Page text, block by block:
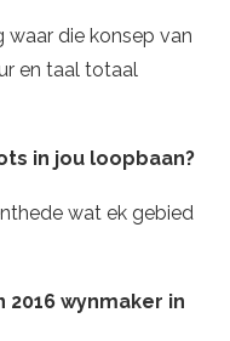
waar die konsep van
en taal totaal
in jou loopbaan?
wat ek gebied
2016 wynmaker in